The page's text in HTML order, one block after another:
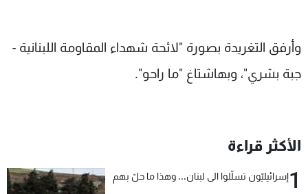
وأرفق التغريدة بصورة "لائحة شهداء المقاومة اللبنانية -
جبة بشري"، وبهاشتاغ "ما راحو".
الأكثر قراءة
1إسرائيليّون تسلّلوا الى لبنان... وهذا ما حلّ بهم